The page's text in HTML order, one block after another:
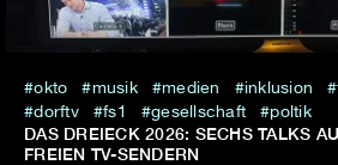
okto musik medien inklusion
dorftv
fs1 gesellschaft poltik
DAS DREIECK 2026: SECHS TALKS
FREIEN TV-SENDERN